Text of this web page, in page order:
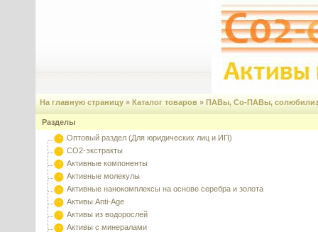
На главную страницу » Каталог товаров » ПАВы, Со-ПАВы,
Разделы
Оптовый раздел (Для юридических лиц и ИП)
CO2-экстракты
Активные компоненты
Активные молекулы
Активные нанокомплексы на основе серебра и золота
Активы Anti-Age
Активы из водорослей
Активы с минералами